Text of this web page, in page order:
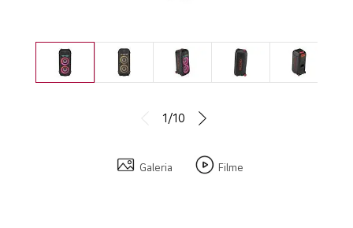
1/10
Galeria Filme